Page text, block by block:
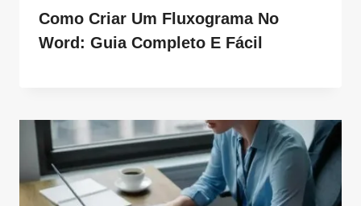
Como Criar Um Fluxograma No
Word: Guia Completo E Fácil